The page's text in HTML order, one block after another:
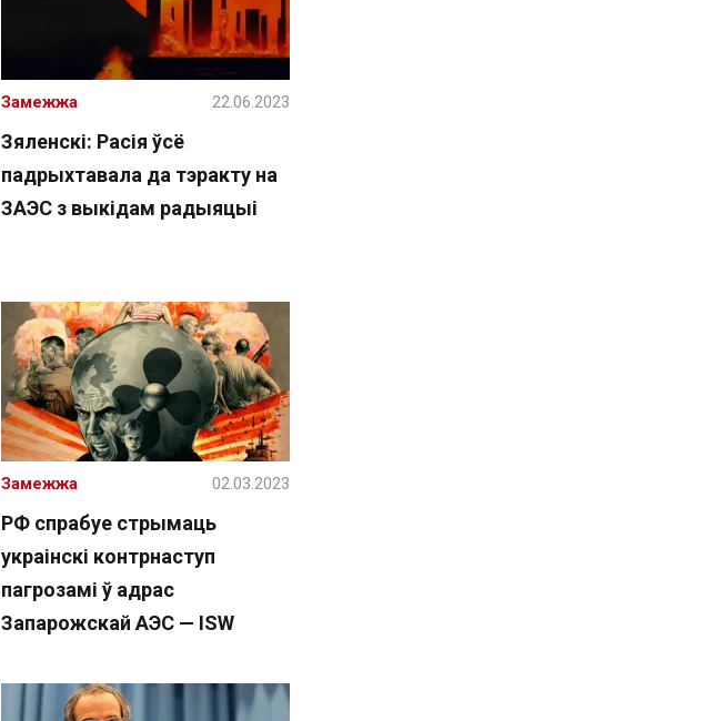
Зяленскі: Расія ўсё
падрыхтавала да тэракту на
ЗАЭС з выкідам радыяцыі
Замежжа 22.06.2023
РФ спрабуе стрымаць
украінскі контрнаступ
пагрозамі ў адрас
Запарожскай АЭС — ІSW
Замежжа 02.03.2023